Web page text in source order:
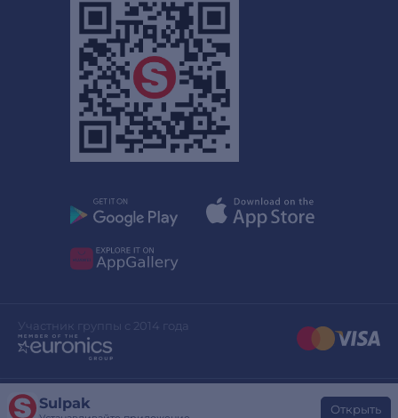
Sulpak Открыть
Участник группы с 2014 года